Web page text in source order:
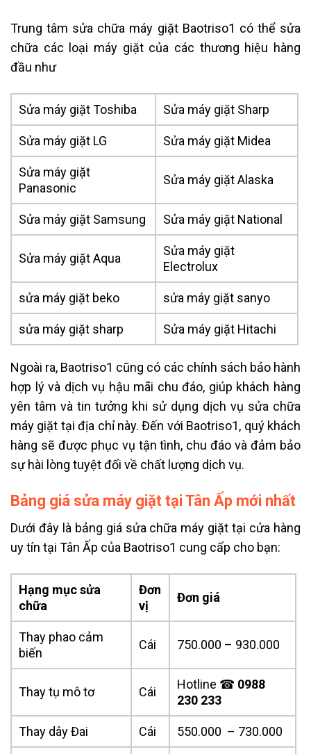
Trung tâm sửa chữa máy giặt Baotriso1 có thể sửa
chữa các loại máy giặt của các thương hiệu hàng
đầu như
Sửa máy giặt Toshiba Sửa máy giặt Sharp
Sửa máy giặt LG Sửa máy giặt Midea
Sửa máy giặt
Panasonic
Sửa máy giặt Alaska
Sửa máy giặt Samsung Sửa máy giặt National
Sửa máy giặt Aqua
Sửa máy giặt
Electrolux
sửa máy giặt beko sửa máy giặt sanyo
sửa máy giặt sharp Sửa máy giặt Hitachi
Ngoài ra, Baotriso1 cũng có các chính sách bảo hành
hợp lý và dịch vụ hậu mãi chu đáo, giúp khách hàng
yên tâm và tin tưởng khi sử dụng dịch vụ sửa chữa
máy giặt tại địa chỉ này. Đến với Baotriso1, quý khách
hàng sẽ được phục vụ tận tình, chu đáo và đảm bảo
sự hài lòng tuyệt đối về chất lượng dịch vụ.
Bảng giá sửa máy giặt tại Tân Ấp mới nhất
Dưới đây là bảng giá sửa chữa máy giặt tại cửa hàng
uy tín tại Tân Ấp của Baotriso1 cung cấp cho bạn:
Hạng mục sửa
chữa
Đơn
vị
Đơn giá
Thay phao cảm
biến
Cái 750.000 – 930.000
Thay tụ mô tơ Cái
Hotline ☎ 0988
230 233
Thay dây Đai Cái 550.000 – 730.000